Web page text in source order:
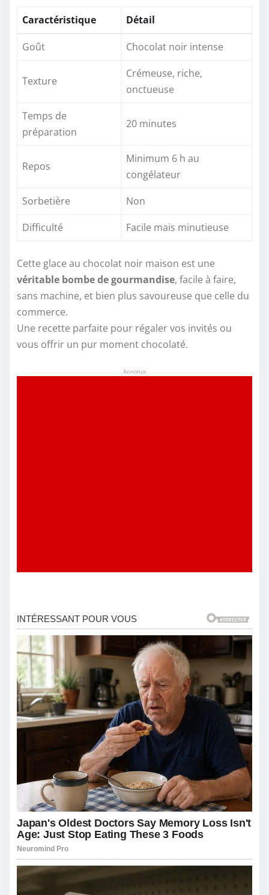
Caractéristique Détail
Goût Chocolat noir intense
Texture
Crémeuse, riche,
onctueuse
Temps de
préparation
20 minutes
Repos
Minimum 6 h au
congélateur
Sorbetière
Non
Difficulté
Facile mais minutieuse
Cette glace au chocolat noir maison est une
véritable bombe de gourmandise, facile à faire,
sans machine, et bien plus savoureuse que celle du
commerce.
Une recette parfaite pour régaler vos invités ou
vous offrir un pur moment chocolaté.
Annonce